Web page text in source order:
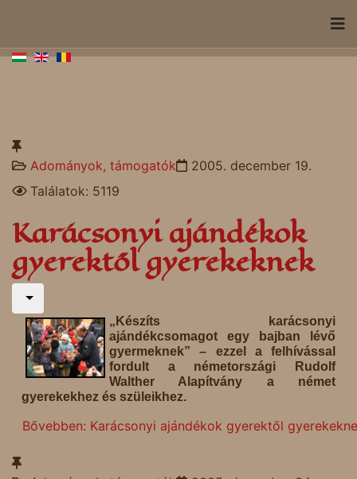
Adományok, támogatók
2005. december 19.
Találatok: 5119
Karácsonyi ajándékok
gyerektől gyerekeknek
„Készíts karácsonyi
ajándékcsomagot egy bajban lévő
gyermeknek” – ezzel a felhívással
fordult a németországi Rudolf
Walther Alapítvány a német
gyerekekhez és szüleikhez.
Bővebben: Karácsonyi ajándékok gyerektől